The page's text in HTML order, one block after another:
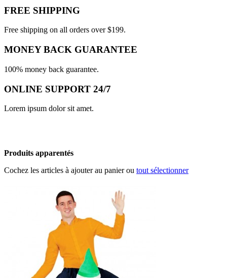
FREE SHIPPING
Free shipping on all orders over $199.
MONEY BACK GUARANTEE
100% money back guarantee.
ONLINE SUPPORT 24/7
Lorem ipsum dolor sit amet.
Produits apparentés
Cochez les articles à ajouter au panier ou tout sélectionner